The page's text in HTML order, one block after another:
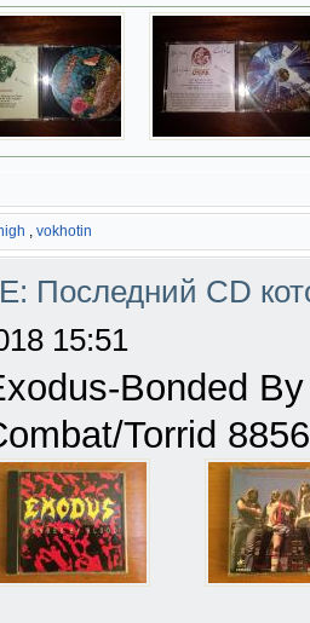
, vokhotin
Последний CD
15:51
Bonded
Torrid